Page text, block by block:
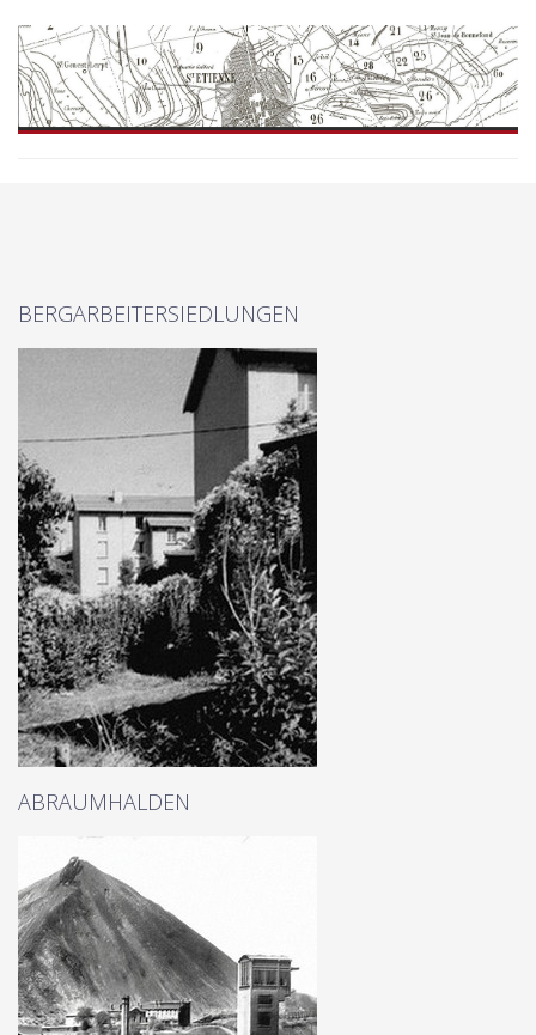
BERGARBEITERSIEDLUNGEN
ABRAUMHALDEN